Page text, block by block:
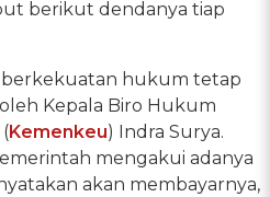
berikut dendanya tiap
hukum tetap
Kepala Biro Hukum
Kemenkeu) Indra Surya.
mengakui adanya
akan membayarnya,